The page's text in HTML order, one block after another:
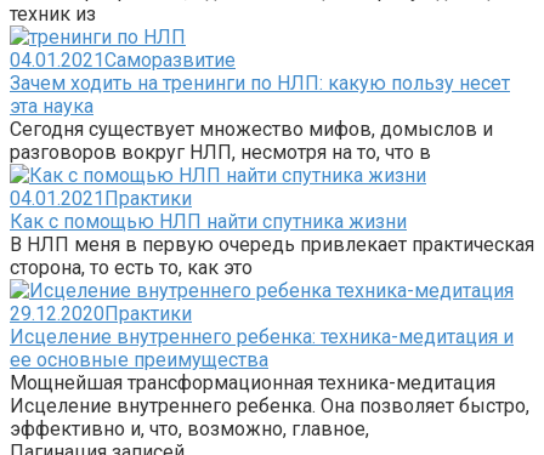
техник из
04.01.2021Саморазвитие
Зачем ходить на тренинги по НЛП: какую пользу несет
эта наука
Сегодня существует множество мифов, домыслов и
разговоров вокруг НЛП, несмотря на то, что в
04.01.2021Практики
Как с помощью НЛП найти спутника жизни
В НЛП меня в первую очередь привлекает практическая
сторона, то есть то, как это
29.12.2020Практики
Исцеление внутреннего ребенка: техника-медитация и
ее основные преимущества
Мощнейшая трансформационная техника-медитация
Исцеление внутреннего ребенка. Она позволяет быстро,
эффективно и, что, возможно, главное,